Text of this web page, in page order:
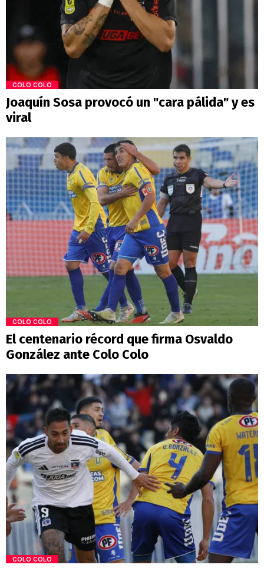
COLO COLO
Joaquín Sosa provocó un "cara pálida" y es
viral
COLO COLO
El centenario récord que firma Osvaldo
González ante Colo Colo
COLO COLO